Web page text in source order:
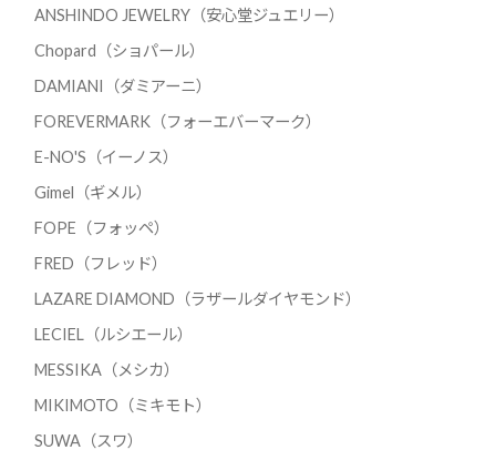
ANSHINDO JEWELRY（安心堂ジュエリー）
Chopard（ショパール）
DAMIANI（ダミアーニ）
FOREVERMARK（フォーエバーマーク）
E-NO'S（イーノス）
Gimel（ギメル）
FOPE（フォッペ）
FRED（フレッド）
LAZARE DIAMOND（ラザールダイヤモンド）
LECIEL（ルシエール）
MESSIKA（メシカ）
MIKIMOTO（ミキモト）
SUWA（スワ）